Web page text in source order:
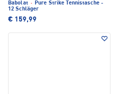
Babolat · Pure Strike Tennistasche -
12 Schläger
€ 159,99